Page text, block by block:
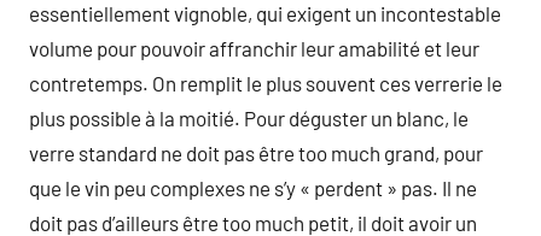
essentiellement vignoble, qui exigent un incontestable
volume pour pouvoir affranchir leur amabilité et leur
contretemps. On remplit le plus souvent ces verrerie le
plus possible à la moitié. Pour déguster un blanc, le
verre standard ne doit pas être too much grand, pour
que le vin peu complexes ne s’y « perdent » pas. Il ne
doit pas d’ailleurs être too much petit, il doit avoir un